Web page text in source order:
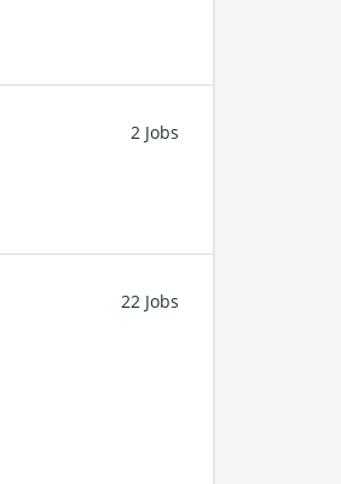
2 Jobs
22 Jobs